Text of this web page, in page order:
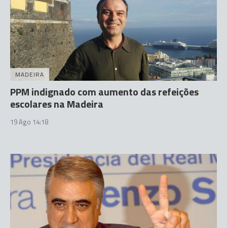
MADEIRA
PPM indignado com aumento das refeições
escolares na Madeira
19 Ago 14:18